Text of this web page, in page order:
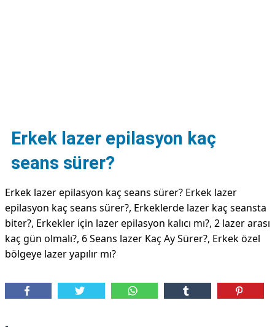
Erkek lazer epilasyon kaç
seans sürer?
Erkek lazer epilasyon kaç seans sürer? Erkek lazer
epilasyon kaç seans sürer?, Erkeklerde lazer kaç seansta
biter?, Erkekler için lazer epilasyon kalıcı mı?, 2 lazer arası
kaç gün olmalı?, 6 Seans lazer Kaç Ay Sürer?, Erkek özel
bölgeye lazer yapılır mı?